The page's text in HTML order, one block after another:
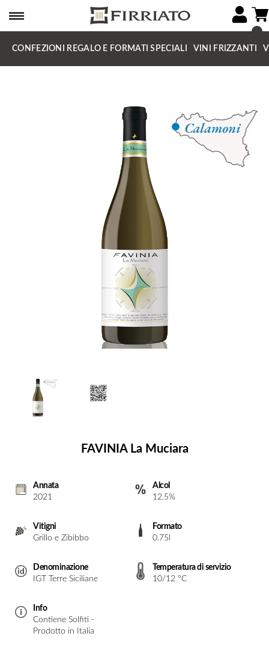
CONFEZIONI REGALO E FORMATI SPECIALI VINI FRIZZANTI
FAVINIA La Muciara
Annata
2021
Alcol
12.5%
Vitigni
Grillo e Zibibbo
Formato
0.75l
Denominazione
IGT Terre Siciliane
Temperatura di servizio
10/12 °C
Info
Contiene Solfiti -
Prodotto in Italia